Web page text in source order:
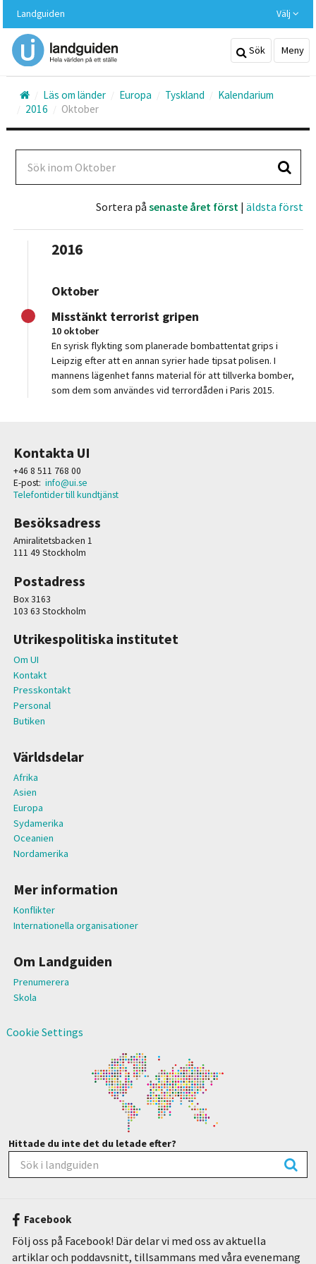
huvudinnehållet
Landguiden Välj
Sök Meny
Läs om länder Europa Tyskland
Kalendarium
2016
Oktober
Sortera påsenaste året först |äldsta först
2016
Oktober
Misstänkt terrorist gripen
10 oktober
En syrisk flykting som planerade bombattentat grips i
Leipzig efter att en annan syrier hade tipsat polisen. I
mannens lägenhet fanns material för att tillverka bomber,
som dem som användes vid terrordåden i Paris 2015.
Kontakta UI
+46 8 511 768 00
E-post: info@ui.se
Telefontider till kundtjänst
Besöksadress
Amiralitetsbacken 1
111 49 Stockholm
Postadress
Box 3163
103 63 Stockholm
Utrikespolitiska institutet
Om UI
Kontakt
Presskontakt
Personal
Butiken
Världsdelar
Afrika
Asien
Europa
Sydamerika
Oceanien
Nordamerika
Mer information
Konflikter
Internationella organisationer
Om Landguiden
Prenumerera
Skola
Cookie Settings
Hittade du inte det du letade efter?
Facebook
Följ oss på Facebook! Där delar vi med oss av aktuella
artiklar och poddavsnitt, tillsammans med våra evenemang